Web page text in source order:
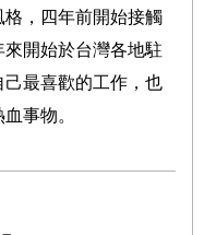
，四年前開始接觸
開始於台灣各地駐
最喜歡的工作，也
事物。